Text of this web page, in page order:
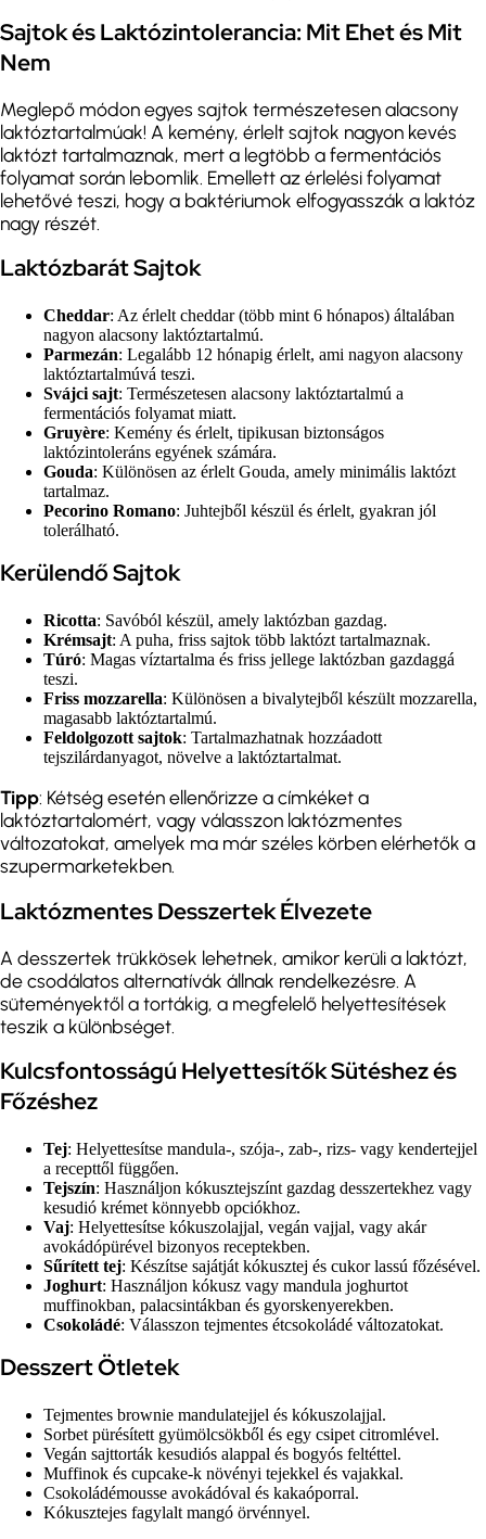
Sajtok és Laktózintolerancia: Mit Ehet és Mit
Nem
Meglepő módon egyes sajtok természetesen alacsony
laktóztartalmúak! A kemény, érlelt sajtok nagyon kevés
laktózt tartalmaznak, mert a legtöbb a fermentációs
folyamat során lebomlik. Emellett az érlelési folyamat
lehetővé teszi, hogy a baktériumok elfogyasszák a laktóz
nagy részét.
Laktózbarát Sajtok
Cheddar: Az érlelt cheddar (több mint 6 hónapos) általában
nagyon alacsony laktóztartalmú.
Parmezán: Legalább 12 hónapig érlelt, ami nagyon alacsony
laktóztartalmúvá teszi.
Svájci sajt: Természetesen alacsony laktóztartalmú a
fermentációs folyamat miatt.
Gruyère: Kemény és érlelt, tipikusan biztonságos
laktózintoleráns egyének számára.
Gouda: Különösen az érlelt Gouda, amely minimális laktózt
tartalmaz.
Pecorino Romano: Juhtejből készül és érlelt, gyakran jól
tolerálható.
Kerülendő Sajtok
Ricotta: Savóból készül, amely laktózban gazdag.
Krémsajt: A puha, friss sajtok több laktózt tartalmaznak.
Túró: Magas víztartalma és friss jellege laktózban gazdaggá
teszi.
Friss mozzarella: Különösen a bivalytejből készült mozzarella,
magasabb laktóztartalmú.
Feldolgozott sajtok: Tartalmazhatnak hozzáadott
tejszilárdanyagot, növelve a laktóztartalmat.
Tipp: Kétség esetén ellenőrizze a címkéket a
laktóztartalomért, vagy válasszon laktózmentes
változatokat, amelyek ma már széles körben elérhetők a
szupermarketekben.
Laktózmentes Desszertek Élvezete
A desszertek trükkösek lehetnek, amikor kerüli a laktózt,
de csodálatos alternatívák állnak rendelkezésre. A
süteményektől a tortákig, a megfelelő helyettesítések
teszik a különbséget.
Kulcsfontosságú Helyettesítők Sütéshez és
Főzéshez
Tej: Helyettesítse mandula-, szója-, zab-, rizs- vagy kendertejjel
a recepttől függően.
Tejszín: Használjon kókusztejszínt gazdag desszertekhez vagy
kesudió krémet könnyebb opciókhoz.
Vaj: Helyettesítse kókuszolajjal, vegán vajjal, vagy akár
avokádópürével bizonyos receptekben.
Sűrített tej: Készítse sajátját kókusztej és cukor lassú főzésével.
Joghurt: Használjon kókusz vagy mandula joghurtot
muffinokban, palacsintákban és gyorskenyerekben.
Csokoládé: Válasszon tejmentes étcsokoládé változatokat.
Desszert Ötletek
Tejmentes brownie mandulatejjel és kókuszolajjal.
Sorbet pürésített gyümölcsökből és egy csipet citromlével.
Vegán sajttorták kesudiós alappal és bogyós feltéttel.
Muffinok és cupcake-k növényi tejekkel és vajakkal.
Csokoládémousse avokádóval és kakaóporral.
Kókusztejes fagylalt mangó örvénnyel.